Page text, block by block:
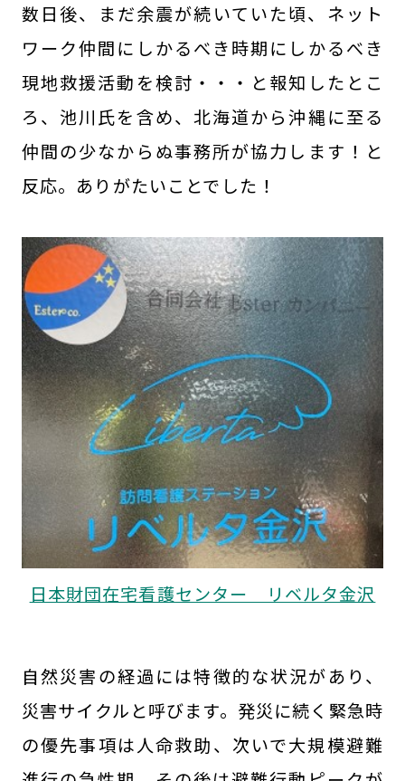
数日後、まだ余震が続いていた頃、ネット
ワーク仲間にしかるべき時期にしかるべき
現地救援活動を検討・・・と報知したとこ
ろ、池川氏を含め、北海道から沖縄に至る
仲間の少なからぬ事務所が協力します！と
反応。ありがたいことでした！
日本財団在宅看護センター リベルタ金沢
自然災害の経過には特徴的な状況があり、
災害サイクルと呼びます。発災に続く緊急時
の優先事項は人命救助、次いで大規模避難